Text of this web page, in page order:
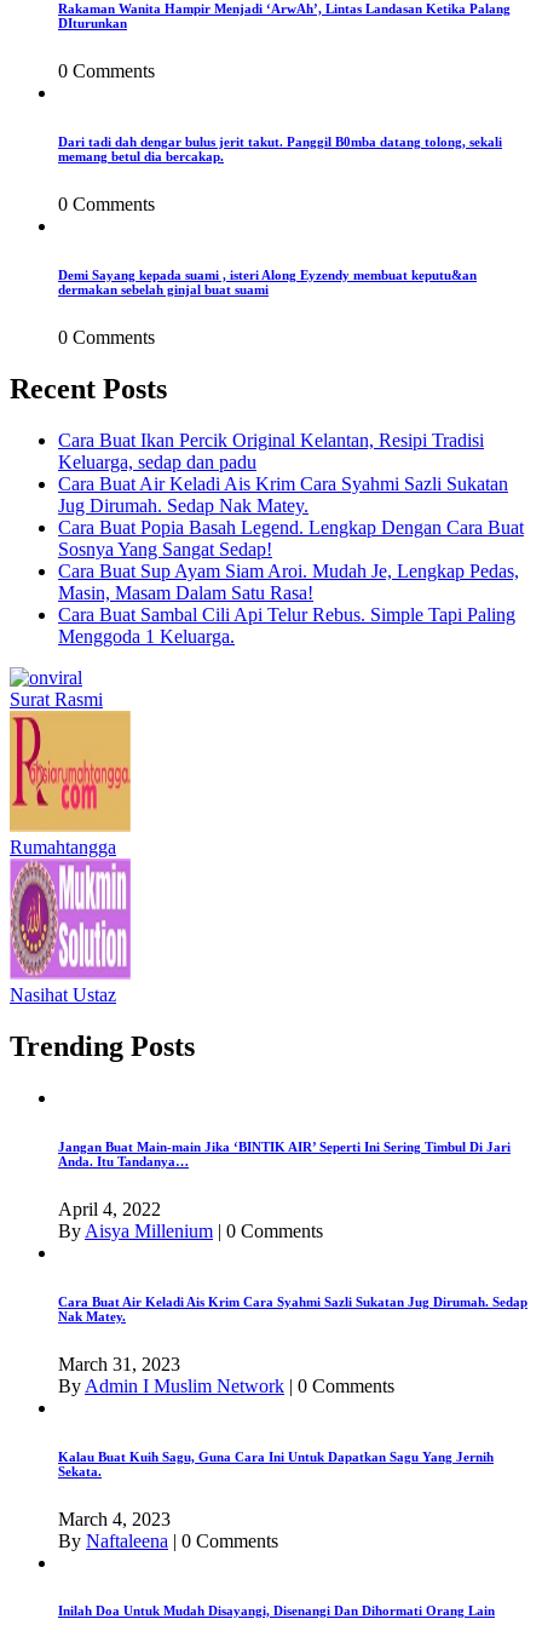
Rakaman Wanita Hampir Menjadi ‘ArwAh’, Lintas Landasan Ketika Palang
DIturunkan
0 Comments
Dari tadi dah dengar bulus jerit takut. Panggil B0mba datang tolong, sekali
memang betul dia bercakap.
0 Comments
Demi Sayang kepada suami , isteri Along Eyzendy membuat keputu&an
dermakan sebelah ginjal buat suami
0 Comments
Recent Posts
Cara Buat Ikan Percik Original Kelantan, Resipi Tradisi
Keluarga, sedap dan padu
Cara Buat Air Keladi Ais Krim Cara Syahmi Sazli Sukatan
Jug Dirumah. Sedap Nak Matey.
Cara Buat Popia Basah Legend. Lengkap Dengan Cara Buat
Sosnya Yang Sangat Sedap!
Cara Buat Sup Ayam Siam Aroi. Mudah Je, Lengkap Pedas,
Masin, Masam Dalam Satu Rasa!
Cara Buat Sambal Cili Api Telur Rebus. Simple Tapi Paling
Menggoda 1 Keluarga.
Surat Rasmi
Rumahtangga
Nasihat Ustaz
Trending Posts
Jangan Buat Main-main Jika ‘BINTIK AIR’ Seperti Ini Sering Timbul Di Jari
Anda. Itu Tandanya…
April 4, 2022
By Aisya Millenium | 0 Comments
Cara Buat Air Keladi Ais Krim Cara Syahmi Sazli Sukatan Jug Dirumah. Sedap
Nak Matey.
March 31, 2023
By Admin I Muslim Network | 0 Comments
Kalau Buat Kuih Sagu, Guna Cara Ini Untuk Dapatkan Sagu Yang Jernih
Sekata.
March 4, 2023
By Naftaleena | 0 Comments
Inilah Doa Untuk Mudah Disayangi, Disenangi Dan Dihormati Orang Lain